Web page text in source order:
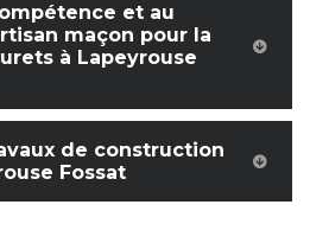
et au
maçon pour la
à Lapeyrouse
de construction
Fossat